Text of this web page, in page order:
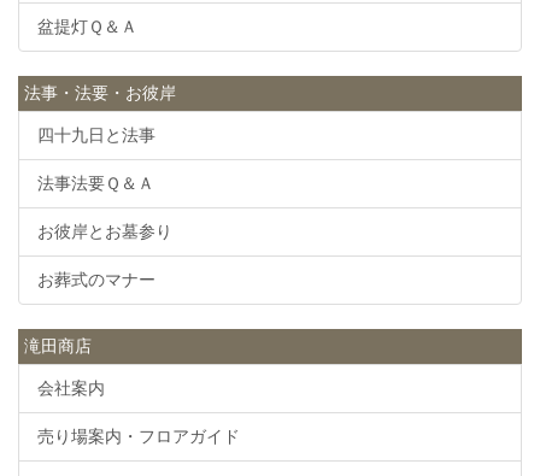
盆提灯Ｑ＆Ａ
法事・法要・お彼岸
四十九日と法事
法事法要Ｑ＆Ａ
お彼岸とお墓参り
お葬式のマナー
滝田商店
会社案内
売り場案内・フロアガイド